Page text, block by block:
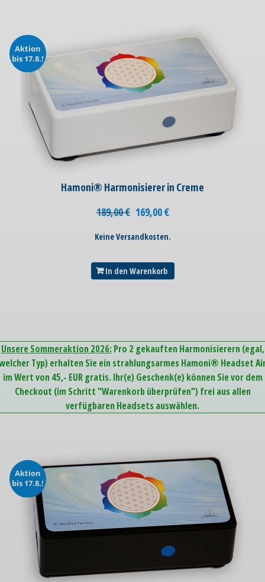
Aktion
bis 17.8.!
Hamoni® Harmonisierer in Creme
189,00€ 169,00€
Keine Versandkosten.
In den Warenkorb
Unsere Sommeraktion 2026: Pro 2 gekauften Harmonisierern (egal,
Typ) erhalten Sie ein strahlungsarmes Hamoni® Headset
im Wert von 45,- EUR gratis. Ihr(e) Geschenk(e) können Sie vor dem
Checkout (im Schritt "Warenkorb überprüfen") frei aus allen
verfügbaren Headsets auswählen.
Aktion
bis 17.8.!